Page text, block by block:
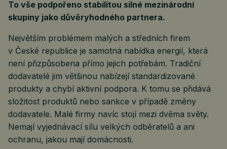
To vše podpořeno stabilitou silné mezinárodní
skupiny jako důvěryhodného partnera.
Největším problémem malých a středních firem
v České republice je samotná nabídka energií, která
není přizpůsobena přímo jejich potřebám. Tradiční
dodavatelé jim většinou nabízejí standardizované
produkty a chybí aktivní podpora. K tomu se přidává
složitost produktů nebo sankce v případě změny
dodavatele. Malé firmy navíc stojí mezi dvěma světy.
Nemají vyjednávací sílu velkých odběratelů a ani
ochranu, jakou mají domácnosti.